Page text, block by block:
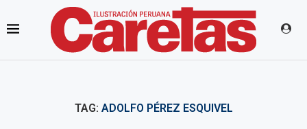
TAG: ADOLFO PÉREZ ESQUIVEL